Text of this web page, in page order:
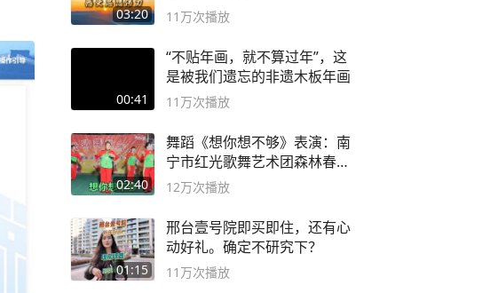
03:20 11万次播放
00:41
“不贴年画，就不算过年”，这
是被我们遗忘的非遗木板年画
11万次播放
02:40
舞蹈《想你想不够》表演：南
宁市红光歌舞艺术团森林春红
舞蹈队。
12万次播放
01:15
邢台壹号院即买即住，还有心
动好礼。确定不研究下？
11万次播放